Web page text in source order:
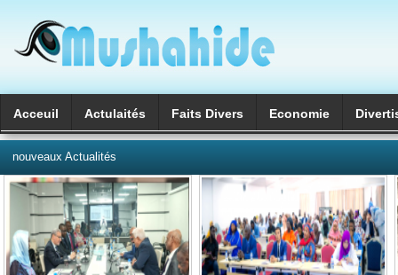
Acceuil Actulaités Faits Divers Economie
nouveaux Actualités